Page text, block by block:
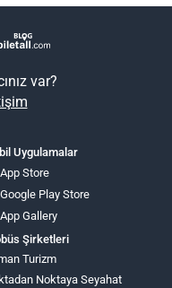
var?
Uygulamalar
App Store
Google Play Store
App Gallery
Şirketleri
Turizm
Noktaya Seyahat